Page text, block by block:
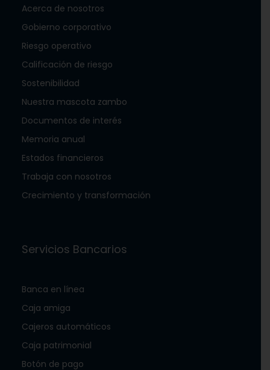
Acerca de nosotros
Gobierno corporativo
Riesgo operativo
Calificación de riesgo
Sostenibilidad
Nuestra mascota zambo
Documentos de interés
Memoria anual
Estados financieros
Trabaja con nosotros
Crecimiento y transformación
Servicios Bancarios
Banca en línea
Caja amiga
Cajeros automáticos
Caja patrimonial
Botón de pago